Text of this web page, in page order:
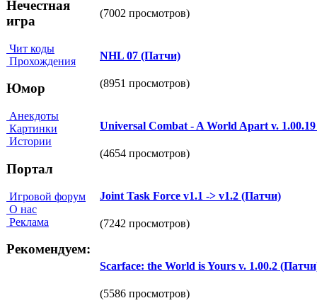
Нечестная
игра
Чит коды
Прохождения
Юмор
Анекдоты
Картинки
Истории
Портал
Игровой форум
О нас
Реклама
Рекомендуем:
(7002 просмотров)
NHL 07 (Патчи)
(8951 просмотров)
Universal Combat - A World Apart v.
(4654 просмотров)
Joint Task Force v1.1 -> v1.2 (Патчи)
(7242 просмотров)
Scarface: the World is Yours v. 1.00.2
(5586 просмотров)